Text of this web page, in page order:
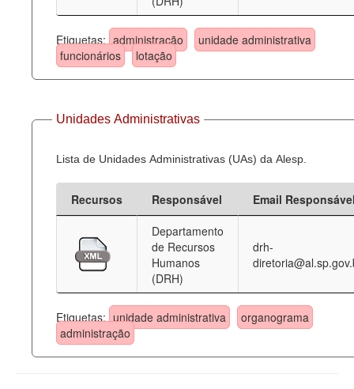
Etiquetas: administração
unidade administrativa
funcionários
lotação
Unidades Administrativas
Lista de Unidades Administrativas (UAs) da Alesp.
Recursos Responsável
Email
Departamento
de Recursos
Humanos
(DRH)
drh-
Etiquetas: unidade administrativa
organograma
administração